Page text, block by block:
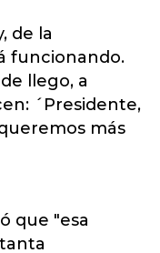
de la
funcionando.
llego, a
´Presidente,
más
que "esa